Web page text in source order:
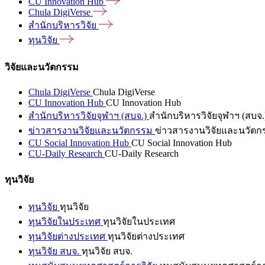
Chula DigiVerse
สำนักบริหารวิจัย
ทุนวิจัย
วิจัยและนวัตกรรม
Chula DigiVerse Chula DigiVerse
CU Innovation Hub CU Innovation Hub
สำนักบริหารวิจัยจุฬาฯ (สบจ.) สำนักบริหารวิจัยจุฬาฯ (สบจ
ข่าวสารงานวิจัยและนวัตกรรม ข่าวสารงานวิจัยและนวัตก
CU Social Innovation Hub CU Social Innovation Hub
CU-Daily Research CU-Daily Research
ทุนวิจัย
ทุนวิจัย ทุนวิจัย
ทุนวิจัยในประเทศ ทุนวิจัยในประเทศ
ทุนวิจัยต่างประเทศ ทุนวิจัยต่างประเทศ
ทุนวิจัย สบจ. ทุนวิจัย สบจ.